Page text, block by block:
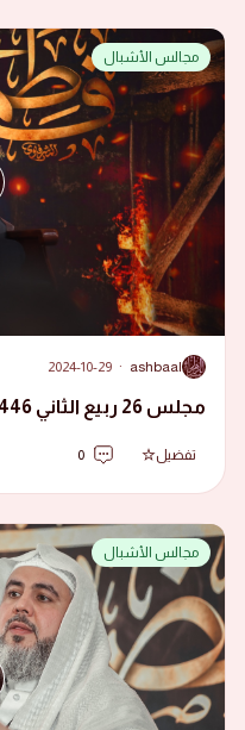
مجالس الأشبال
A
ashbaal
·
2024-10-29
مجلس 26 ربيع الثاني 1446 هجرية
تفضيل 0
مجالس الأشبال